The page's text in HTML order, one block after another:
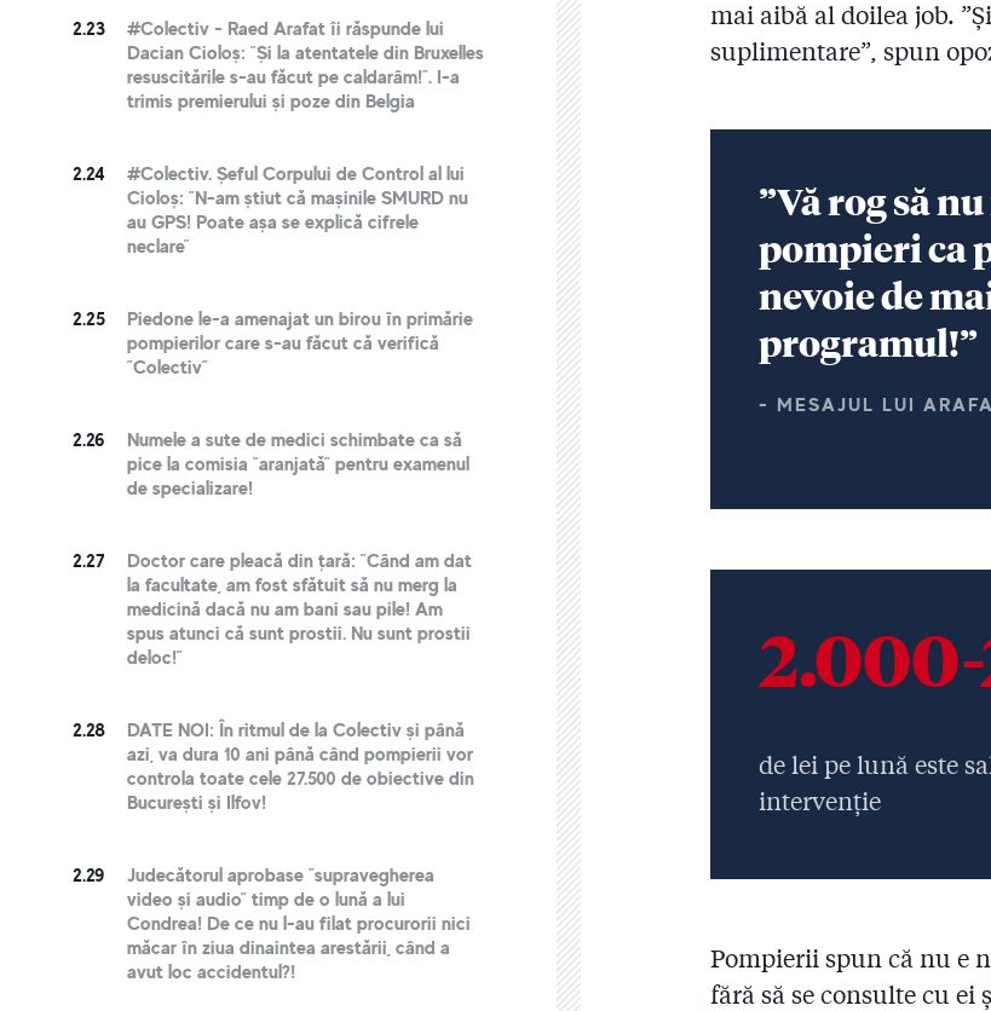
2.23
#Colectiv - Raed Arafat îi răspunde lui
Dacian Cioloș: ”Și la atentatele din Bruxelles
resuscitările s-au făcut pe caldarâm!”. I-a
trimis premierului și poze din Belgia
2.24
#Colectiv. Șeful Corpului de Control al lui
Cioloș: ”N-am știut că mașinile SMURD nu
au GPS! Poate așa se explică cifrele
neclare”
2.25
Piedone le-a amenajat un birou în primărie
pompierilor care s-au făcut că verifică
”Colectiv”
2.26
Numele a sute de medici schimbate ca să
pice la comisia ”aranjată” pentru examenul
de specializare!
2.27
Doctor care pleacă din țară: ”Când am dat
la facultate, am fost sfătuit să nu merg la
medicină dacă nu am bani sau pile! Am
spus atunci că sunt prostii. Nu sunt prostii
deloc!”
2.28
DATE NOI: În ritmul de la Colectiv și până
azi, va dura 10 ani până când pompierii vor
controla toate cele 27.500 de obiective din
București și Ilfov!
2.29
Judecătorul aprobase ”supravegherea
video și audio” timp de o lună a lui
Condrea! De ce nu l-au filat procurorii nici
măcar în ziua dinaintea arestării, când a
avut loc accidentul?!
mai aibă al doilea job.
suplimentare”, spun
”Vă rog să
pompieri ca
nevoie de
programul!”
- MESAJUL LUI
de lei pe lună este
intervenție
Pompierii spun că nu e
fără să se consulte cu ei